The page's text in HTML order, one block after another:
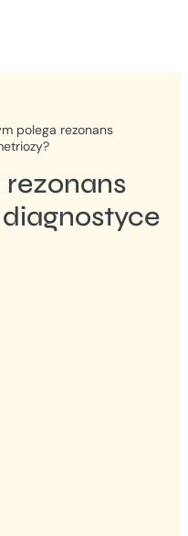
polega rezonans